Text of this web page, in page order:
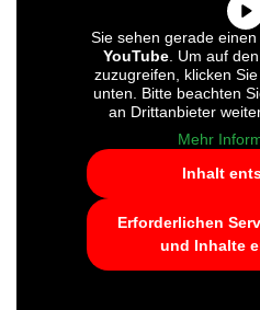
Sie sehen gerade
YouTube. Um auf
zuzugreifen, klicken
unten. Bitte beachten
an Drittanbieter
Mehr
Inhalt
Erforderlichen
und Inhalte